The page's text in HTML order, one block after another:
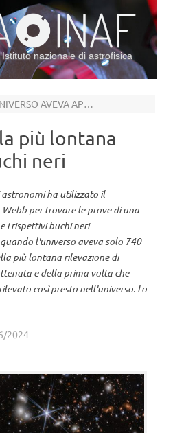
nazionale di astrofisica
AVVENUTA QUANDO L’UNIVERSO AVEVA APPENA 740 MILIONI DI ANNI
più lontana
neri
ha utilizzato il
per trovare le prove di una
i rispettivi buchi neri
l'universo aveva solo 740
più lontana rilevazione di
e della prima volta che
così presto nell'universo. Lo
2024